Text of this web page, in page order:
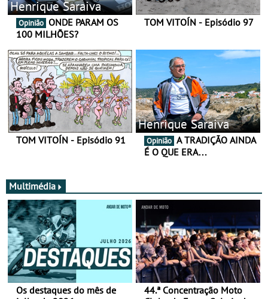
Henrique Saraiva
Opinião
100 MILHÕES?
TOM VITOÍN - Episódio 97
TOM VITOÍN - Episódio 91
Henrique Saraiva
Opinião
É O QUE ERA…
Multimédia
Os destaques do mês de
44.ª Concentração Moto